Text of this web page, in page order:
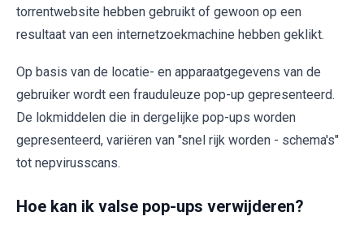
torrentwebsite hebben gebruikt of gewoon op een
resultaat van een internetzoekmachine hebben geklikt.
Op basis van de locatie- en apparaatgegevens van de
gebruiker wordt een frauduleuze pop-up gepresenteerd.
De lokmiddelen die in dergelijke pop-ups worden
gepresenteerd, variëren van "snel rijk worden - schema's"
tot nepvirusscans.
Hoe kan ik valse pop-ups verwijderen?